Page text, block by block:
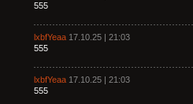
555
lxbfYeaa 17.10.25 | 21:03
555
lxbfYeaa 17.10.25 | 21:03
555